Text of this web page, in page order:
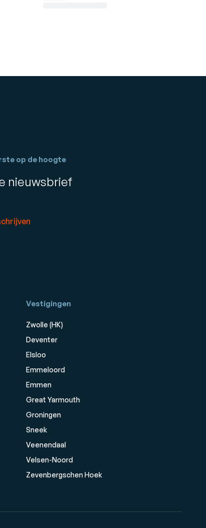
op de hoogte
nieuwsbrief
Vestigingen
Zwolle (HK)
Deventer
Elsloo
Emmeloord
Emmen
Great Yarmouth
Groningen
Sneek
Veenendaal
Velsen-Noord
Zevenbergschen Hoek